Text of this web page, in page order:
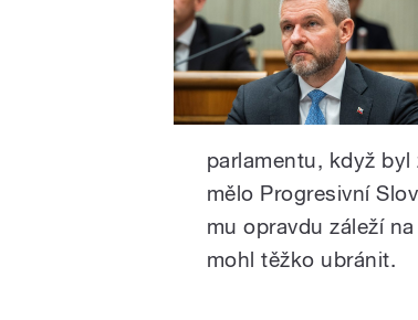
parlamentu, když
mělo Progresivní
mu opravdu záleží
mohl těžko ubránit.